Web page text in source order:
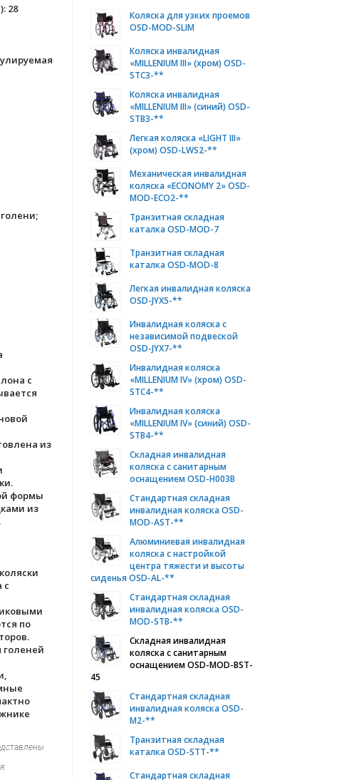
28
с
из
формы
из
с
по
Коляска для узких проемов
OSD-MOD-SLIM
Коляска инвалидная
«MILLENIUM III» (хром) OSD-
STC3-**
Коляска инвалидная
«MILLENIUM III» (синий) OSD-
STB3-**
Легкая коляска «LIGHT III»
(хром) OSD-LWS2-**
Механическая инвалидная
коляска «ECONOMY 2» OSD-
MOD-ECO2-**
Транзитная складная
каталка OSD-MOD-7
Транзитная складная
каталка OSD-MOD-8
Легкая инвалидная коляска
OSD-JYX5-**
Инвалидная коляска с
независимой подвеской
OSD-JYX7-**
Инвалидная коляска
«MILLENIUM IV» (хром) OSD-
STC4-**
Инвалидная коляска
«MILLENIUM IV» (синий) OSD-
STB4-**
Складная инвалидная
коляска с санитарным
оснащением OSD-H003B
Стандартная складная
инвалидная коляска OSD-
MOD-AST-**
Алюминиевая инвалидная
коляска с настройкой
центра тяжести и высоты
сиденья OSD-AL-**
Стандартная складная
инвалидная коляска OSD-
MOD-STB-**
Складная инвалидная
коляска с санитарным
оснащением OSD-MOD-BST-
45
Стандартная складная
инвалидная коляска OSD-
M2-**
Транзитная складная
каталка OSD-STT-**
Стандартная складная